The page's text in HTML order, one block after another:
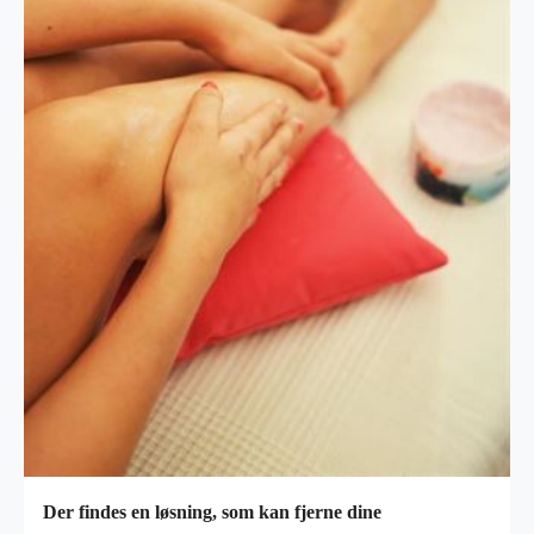
Der findes en løsning, som kan fjerne dine